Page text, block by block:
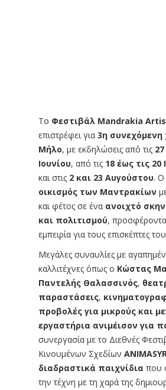
Το Φεστιβάλ Mandrakia Artis
επιστρέφει για 3η συνεχόμενη
Μήλο, με εκδηλώσεις από τις
Ιουνίου, από τις 18 έως τις 20
και στις 2 και 23 Αυγούστου. Ο
οικισμός των Μαντρακίων
και φέτος σε ένα ανοιχτό
και πολιτισμού,
εμπειρία για τους επισκέπτες
Μεγάλες συναυλίες με
καλλιτέχνες όπως ο Κώστας
Παντελής Θαλασσινός,
παραστάσεις,
προβολές για μικρούς και
εργαστήρια ανιμέισον για
συνεργασία με το Διεθνές
Κινουμένων Σχεδίων
διαδραστικά παιχνίδια που
την τέχνη με τη χαρά της